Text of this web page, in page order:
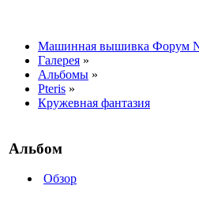
Машинная вышивка Форум
Галерея »
Альбомы »
Pteris »
Кружевная фантазия
Альбом
Обзор